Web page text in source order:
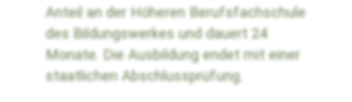
Anteil an der Höheren Berufsfachschule
des Bildungswerkes und dauert 24
Monate. Die Ausbildung endet mit einer
staatlichen Abschlussprüfung.